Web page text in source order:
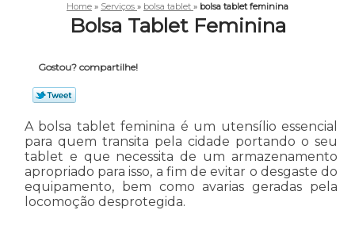
Home » Serviços » bolsa tablet » bolsa tablet feminina
Bolsa Tablet Feminina
Gostou? compartilhe!
A bolsa tablet feminina é um utensílio essencial
para quem transita pela cidade portando o seu
tablet e que necessita de um armazenamento
apropriado para isso, a fim de evitar o desgaste do
equipamento, bem como avarias geradas pela
locomoção desprotegida.